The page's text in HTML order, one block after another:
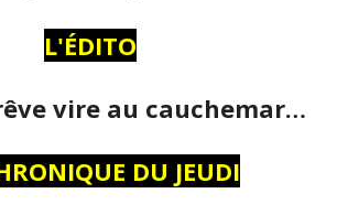
L'ÉDITO
vire au cauchemar…
DU JEUDI